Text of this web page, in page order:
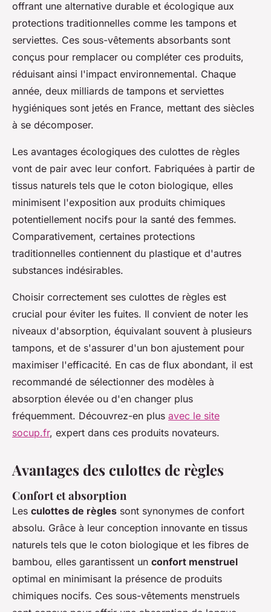
offrant une alternative durable et écologique aux
protections traditionnelles comme les tampons et
serviettes. Ces sous-vêtements absorbants sont
conçus pour remplacer ou compléter ces produits,
réduisant ainsi l'impact environnemental. Chaque
année, deux milliards de tampons et serviettes
hygiéniques sont jetés en France, mettant des siècles
à se décomposer.
Les avantages écologiques des culottes de règles
vont de pair avec leur confort. Fabriquées à partir de
tissus naturels tels que le coton biologique, elles
minimisent l'exposition aux produits chimiques
potentiellement nocifs pour la santé des femmes.
Comparativement, certaines protections
traditionnelles contiennent du plastique et d'autres
substances indésirables.
Choisir correctement ses culottes de règles est
crucial pour éviter les fuites. Il convient de noter les
niveaux d'absorption, équivalant souvent à plusieurs
tampons, et de s'assurer d'un bon ajustement pour
maximiser l'efficacité. En cas de flux abondant, il est
recommandé de sélectionner des modèles à
absorption élevée ou d'en changer plus
fréquemment. Découvrez-en plus avec le site
socup.fr, expert dans ces produits novateurs.
Avantages des culottes de règles
Confort et absorption
Les culottes de règles sont synonymes de confort
absolu. Grâce à leur conception innovante en tissus
naturels tels que le coton biologique et les fibres de
bambou, elles garantissent un confort menstruel
optimal en minimisant la présence de produits
chimiques nocifs. Ces sous-vêtements menstruels